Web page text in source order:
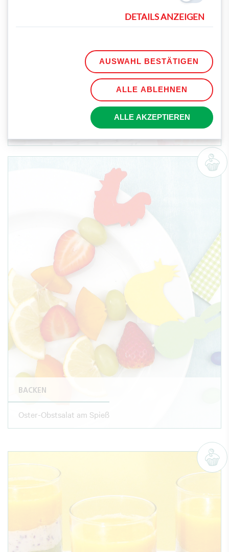
BACKEN
Oster-Obstsalat am Spieß
DETAILS ANZEIGEN
AUSWAHL BESTÄTIGEN
ALLE ABLEHNEN
ALLE AKZEPTIEREN